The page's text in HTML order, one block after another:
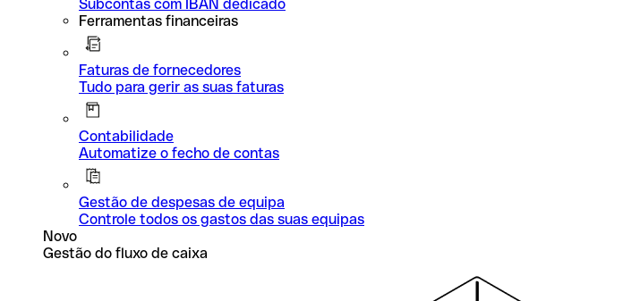
Subcontas com IBAN dedicado
Ferramentas financeiras
Faturas de fornecedores
Tudo para gerir as suas faturas
Contabilidade
Automatize o fecho de contas
Gestão de despesas de equipa
Controle todos os gastos das suas equipas
Novo
Gestão do fluxo de caixa